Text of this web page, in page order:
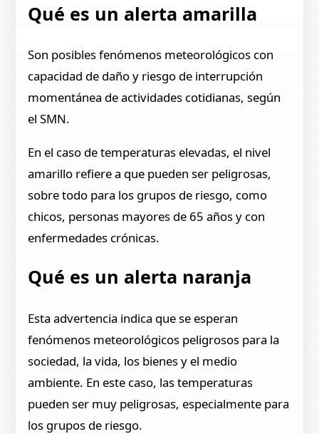
Qué es un alerta amarilla
Son posibles fenómenos meteorológicos con
capacidad de daño y riesgo de interrupción
momentánea de actividades cotidianas, según
el SMN.
En el caso de temperaturas elevadas, el nivel
amarillo refiere a que pueden ser peligrosas,
sobre todo para los grupos de riesgo, como
chicos, personas mayores de 65 años y con
enfermedades crónicas.
Qué es un alerta naranja
Esta advertencia indica que se esperan
fenómenos meteorológicos peligrosos para la
sociedad, la vida, los bienes y el medio
ambiente. En este caso, las temperaturas
pueden ser muy peligrosas, especialmente para
los grupos de riesgo.